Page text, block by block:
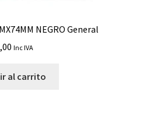
NEGRO General
Inc IVA
al carrito